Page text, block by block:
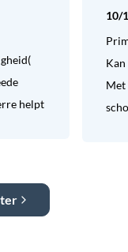
helpt
10/
Met